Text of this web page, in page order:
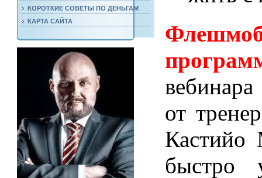
КОРОТКИЕ СОВЕТЫ ПО ДЕНЬГАМ
КАРТА САЙТА
от
Кастийо
быстро